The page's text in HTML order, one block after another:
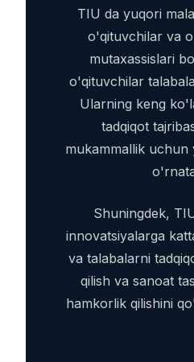
TIU da yuqori
o'qituvchilar va
mutaxassislari
o'qituvchilar
Ularning keng
tadqiqot
mukammallik uchun
Shuningdek,
innovatsiyalarga
va talabalarni
qilish va sanoat
hamkorlik qilishini